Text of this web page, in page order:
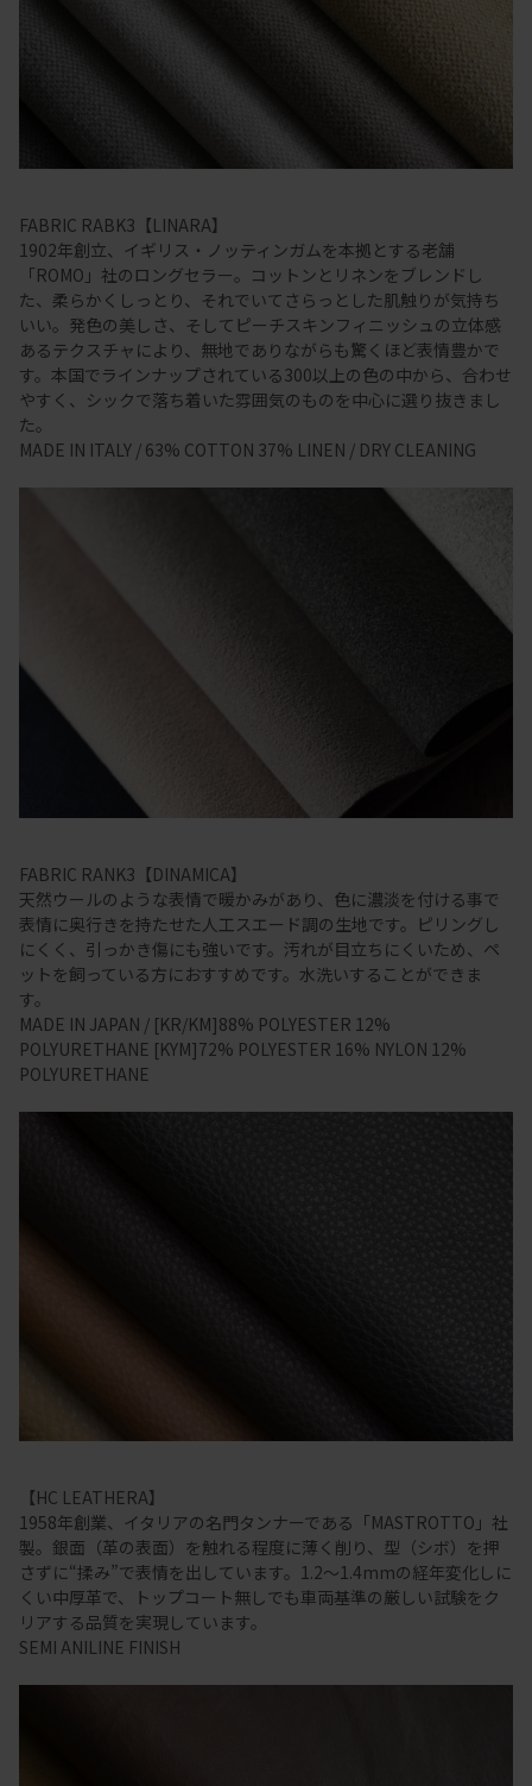
FABRIC RABK3【LINARA】
1902年創立、イギリス・ノッティンガムを本拠とする老舗
「ROMO」社のロングセラー。コットンとリネンをブレンドし
た、柔らかくしっとり、それでいてさらっとした肌触りが気持ち
いい。発色の美しさ、そしてピーチスキンフィニッシュの立体感
あるテクスチャにより、無地でありながらも驚くほど表情豊かで
す。本国でラインナップされている300以上の色の中から、合わせ
やすく、シックで落ち着いた雰囲気のものを中心に選り抜きまし
た。
MADE IN ITALY / 63% COTTON 37% LINEN / DRY CLEANING
FABRIC RANK3【DINAMICA】
天然ウールのような表情で暖かみがあり、色に濃淡を付ける事で
表情に奥行きを持たせた人工スエード調の生地です。ピリングし
にくく、引っかき傷にも強いです。汚れが目立ちにくいため、ペ
ットを飼っている方におすすめです。水洗いすることができま
す。
MADE IN JAPAN / [KR/KM]88% POLYESTER 12%
POLYURETHANE [KYM]72% POLYESTER 16% NYLON 12%
POLYURETHANE
【HC LEATHERA】
1958年創業、イタリアの名門タンナーである「MASTROTTO」社
製。銀面（革の表面）を触れる程度に薄く削り、型（シボ）を押
さずに“揉み”で表情を出しています。1.2～1.4mmの経年変化しに
くい中厚革で、トップコート無しでも車両基準の厳しい試験をク
リアする品質を実現しています。
SEMI ANILINE FINISH